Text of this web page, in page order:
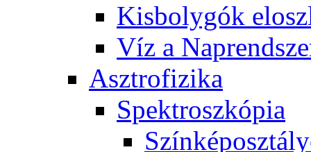
Kis­boly­gók
Víz a
Aszt­ro­fi­zi­ka
Spekt­rosz­kó­pia